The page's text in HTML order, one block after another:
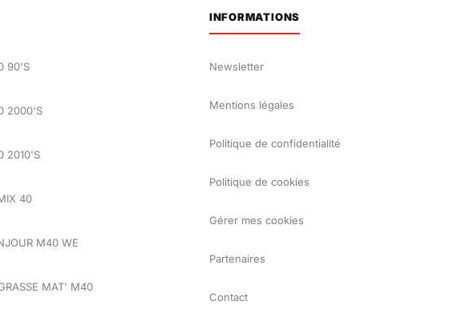
90'S
2000'S
2010'S
40
M40 WE
MAT' M40
INFORMATIONS
Newsletter
Mentions légales
Politique de confidentialité
Politique de cookies
Gérer mes cookies
Partenaires
Contact